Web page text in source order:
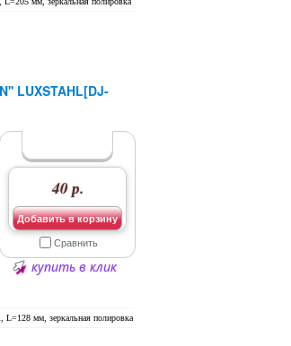
LUXSTAHL[DJ-
мм, зеркальная полировка
40 р.
Добавить в корзину
Сравнить
купить в клик